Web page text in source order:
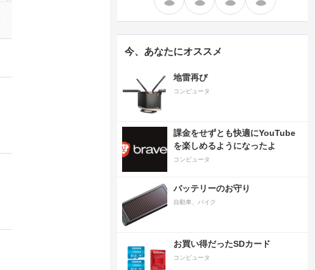
今、あなたにオススメ
地雷再び
コンピュータ
課金をせずとも快適にYouTube
を楽しめるようになったよ
コンピュータ
バッテリーのお守り
自動車、バイク
お買い得だったSDカード
コンピュータ